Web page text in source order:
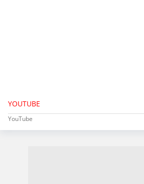
YOUTUBE
YouTube